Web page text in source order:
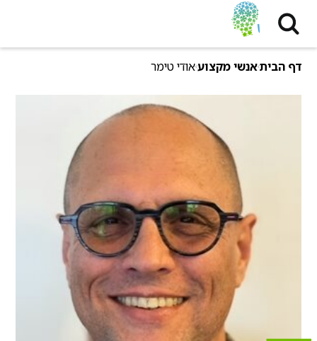
דף הביתאנשי מקצועאודי טימר